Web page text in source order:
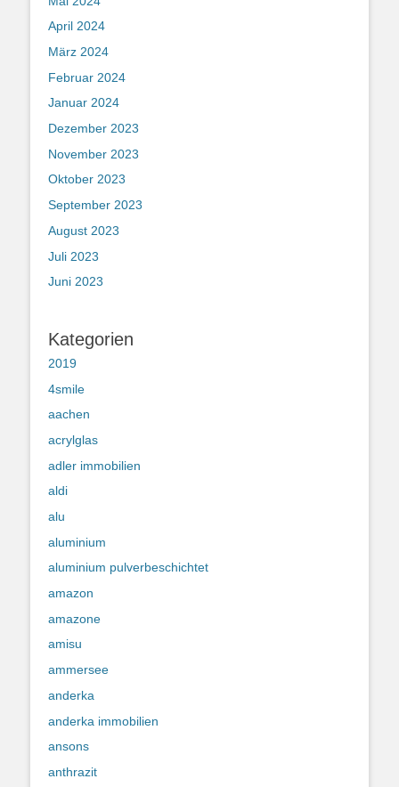
April 2024
März 2024
Februar 2024
Januar 2024
Dezember 2023
November 2023
Oktober 2023
September 2023
August 2023
Juli 2023
Juni 2023
Kategorien
2019
4smile
aachen
acrylglas
adler immobilien
aldi
alu
aluminium
aluminium pulverbeschichtet
amazon
amazone
amisu
ammersee
anderka
anderka immobilien
ansons
anthrazit